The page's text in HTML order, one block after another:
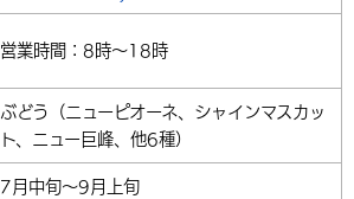
営業時間：8時～18時
ぶどう（ニューピオーネ、シャインマスカッ
ト、ニュー巨峰、他6種）
7月中旬～9月上旬